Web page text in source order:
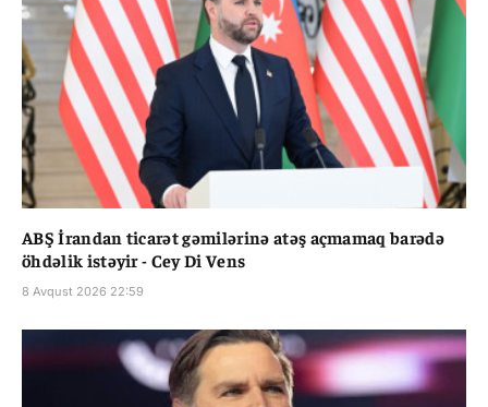
ABŞ İrandan ticarət gəmilərinə atəş açmamaq barədə
öhdəlik istəyir - Cey Di Vens
8 Avqust 2026 22:59